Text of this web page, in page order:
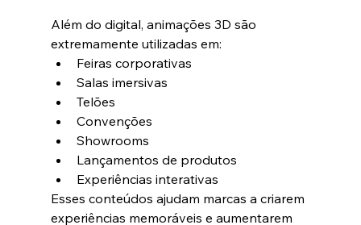
Além do digital, animações 3D são
extremamente utilizadas em:
Feiras corporativas
Salas imersivas
Telões
Convenções
Showrooms
Lançamentos de produtos
Experiências interativas
Esses conteúdos ajudam marcas a criarem
experiências memoráveis e aumentarem